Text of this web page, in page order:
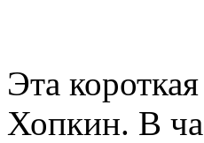
Эта
Хопкин. В